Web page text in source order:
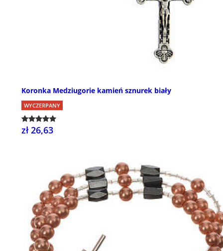
Koronka Medziugorie kamień sznurek biały
WYCZERPANY
zł 26,63